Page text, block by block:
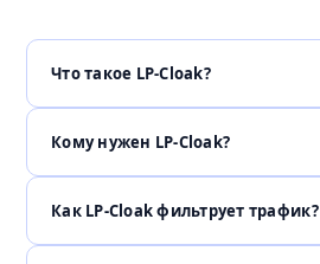
Что такое LP-Cloak?
Кому нужен LP-Cloak?
Как LP-Cloak фильтрует трафик?